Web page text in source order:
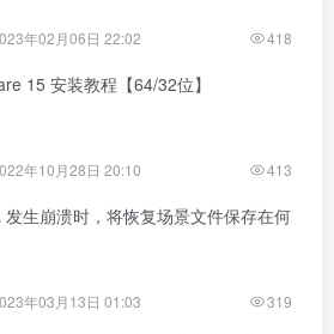
年02月06日 22:02 418
15 安装教程【64/32位】
年10月28日 20:10 413
发生崩溃时，将恢复场景文件保存在何
年03月13日 01:03 319